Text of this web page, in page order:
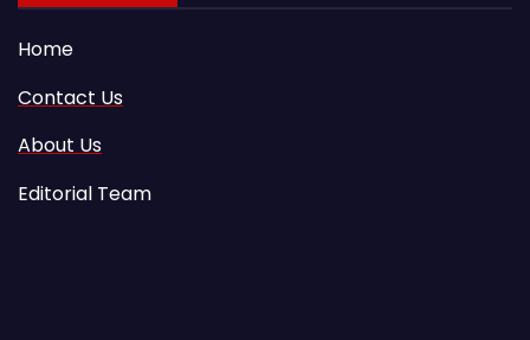
Home
Contact Us
About Us
Editorial Team